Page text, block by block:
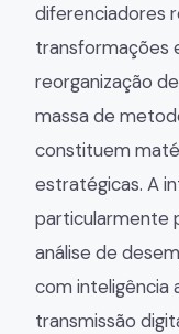
diferenciadores
transformações
reorganização
massa de
constituem
estratégicas. A
particularmente
análise de
com inteligência
transmissão